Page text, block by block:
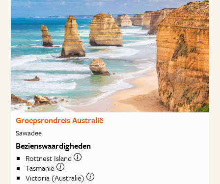
Groepsrondreis Australië
Sawadee
Bezienswaardigheden
Rottnest Island
Tasmanië
Victoria (Australië)